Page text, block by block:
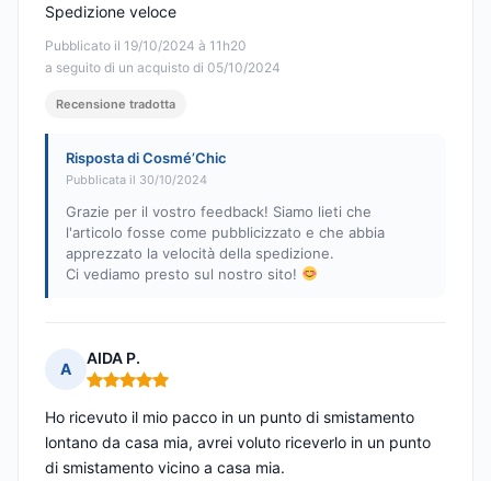
Pubblicato il 19/10/2024 à 11h20
a seguito di un acquisto di 05/10/2024
Spedizione veloce
Recensione tradotta
Risposta di Cosmé’Chic
Pubblicata il 30/10/2024
Grazie per il vostro feedback! Siamo lieti che
l'articolo fosse come pubblicizzato e che abbia
apprezzato la velocità della spedizione.
Ci vediamo presto sul nostro sito!
A
AIDA P.
Nota: 5 su 5
Ho ricevuto il mio pacco in un punto di smistamento
lontano da casa mia, avrei voluto riceverlo in un punto
di smistamento vicino a casa mia.